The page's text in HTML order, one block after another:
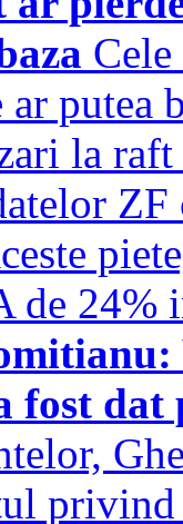
ar putea
la
ZF
de
fost
privind